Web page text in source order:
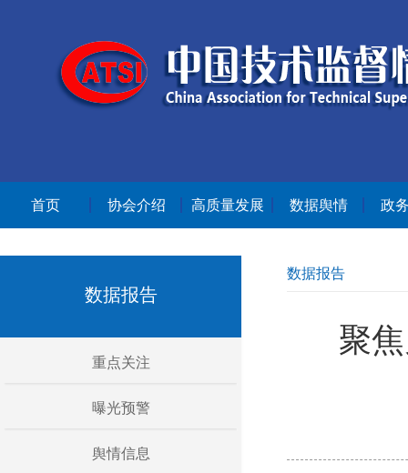
首页 协会介绍 高质量发展 数据舆情 政
数据报告
重点关注
曝光预警
舆情信息
数据报告
聚